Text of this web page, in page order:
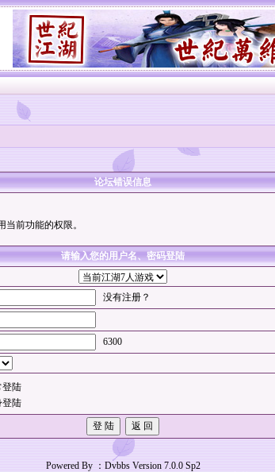
论坛错误信息
当前功能的权限。
请输入您的用户名、密码登陆
没有注册？
6300
登陆
登陆
Powered By ：Dvbbs Version 7.0.0 Sp2